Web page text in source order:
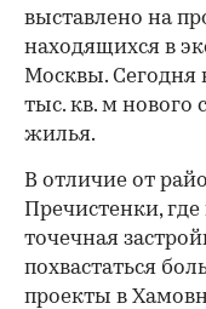
выставлено на
находящихся в
Москвы. Сегодня
тыс. кв. м нового
жилья.
В отличие от
Пречистенки,
точечная
похвастаться
проекты в